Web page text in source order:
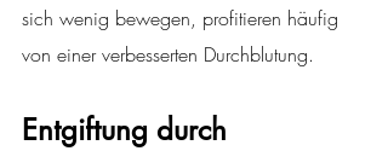
sich wenig bewegen, profitieren häufig
von einer verbesserten Durchblutung.
Entgiftung durch